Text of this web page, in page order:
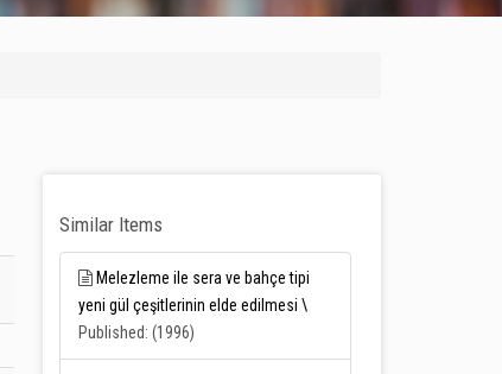
Similar Items
Melezleme ile sera ve bahçe tipi
yeni gül çeşitlerinin elde edilmesi \
Published: (1996)